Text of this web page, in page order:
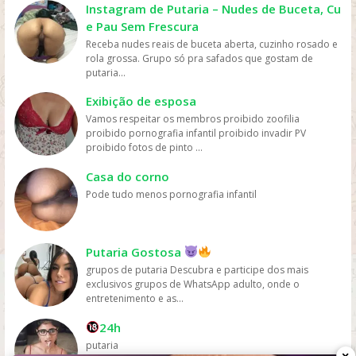
cinema ou comprar DVDs, tornando mais fácil para as
pessoas assistirem filmes sem gastar muito dinheiro.
Personalização: os serviços de streaming geralmente
oferecem recomendações personalizadas com base
nos gostos dos usuários, permitindo que eles
descubram novos filmes e programas que possam
filmes online. Em resumo, os filmes são mais assistidos
online devido à sua conveniência, variedade, acesso
fácil, preços acessíveis e personalização, oferecidos
pelas plataformas de streaming.
Instagram de Putaria – Nudes de Buceta, Cu
e Pau Sem Frescura
Receba nudes reais de buceta aberta, cuzinho rosado e
rola grossa. Grupo só pra safados que gostam de
putaria...
Exibição de esposa
Vamos respeitar os membros proibido zoofilia
proibido pornografia infantil proibido invadir PV
proibido fotos de pinto ...
Casa do corno
Pode tudo menos pornografia infantil
Putaria Gostosa
grupos de putaria Descubra e participe dos mais
exclusivos grupos de WhatsApp adulto, onde o
entretenimento e as...
24h
putaria